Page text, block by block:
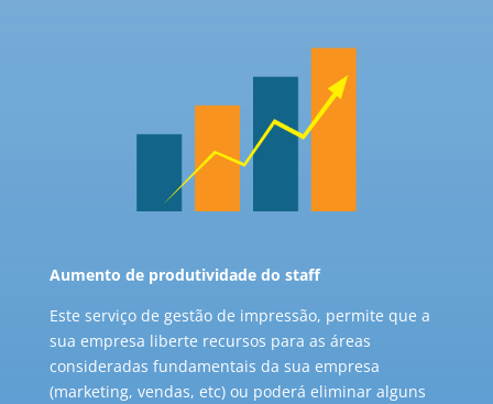
Aumento de produtividade do staff
Este serviço de gestão de impressão, permite que a
sua empresa liberte recursos para as áreas
consideradas fundamentais da sua empresa
(marketing, vendas, etc) ou poderá eliminar alguns